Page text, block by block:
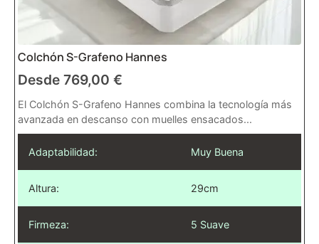
Colchón S-Grafeno Hannes
Desde 769,00 €
El Colchón S-Grafeno Hannes combina la tecnología más
avanzada en descanso con muelles ensacados...
Adaptabilidad: Muy Buena
Altura: 29cm
Firmeza: 5 Suave